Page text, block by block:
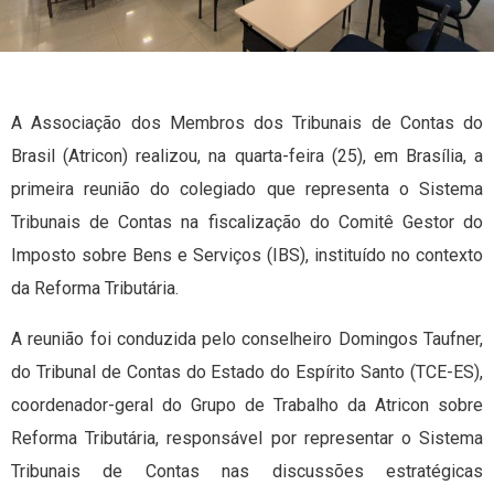
A Associação dos Membros dos Tribunais de Contas do
Brasil (Atricon) realizou, na quarta-feira (25), em Brasília, a
primeira reunião do colegiado que representa o Sistema
Tribunais de Contas na fiscalização do Comitê Gestor do
Imposto sobre Bens e Serviços (IBS), instituído no contexto
da Reforma Tributária.
A reunião foi conduzida pelo conselheiro Domingos Taufner,
do Tribunal de Contas do Estado do Espírito Santo (TCE-ES),
coordenador-geral do Grupo de Trabalho da Atricon sobre
Reforma Tributária, responsável por representar o Sistema
Tribunais de Contas nas discussões estratégicas